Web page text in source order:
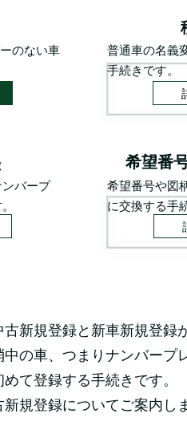
のない車
普通車の名義
手続きです。
バープ
希望番
希望番号や図
に交換する手
新規登録と新車新規登録
の車、つまりナンバープ
て登録する手続きです。
規登録についてご案内し